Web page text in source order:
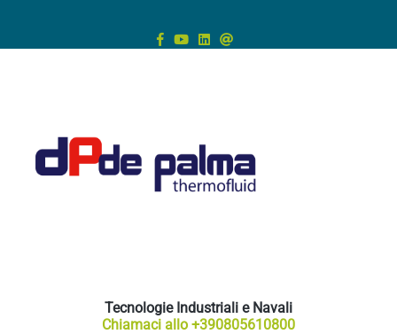
content
Tecnologie Industriali e Navali
Chiamaci allo +390805610800